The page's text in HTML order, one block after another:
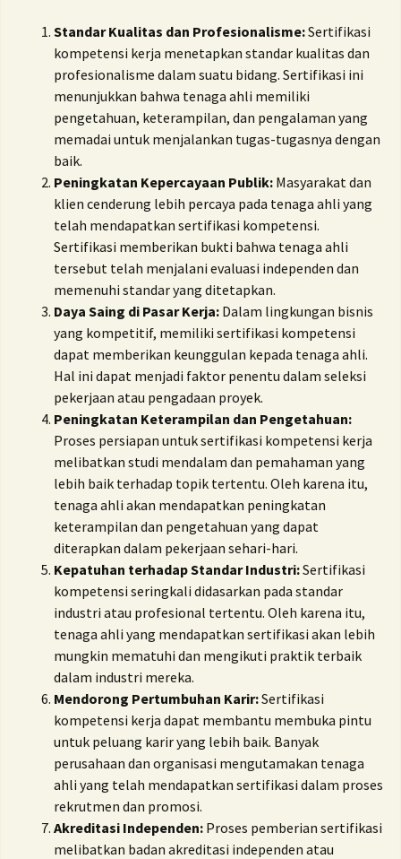
Standar Kualitas dan Profesionalisme:Sertifikasi
kompetensi kerja menetapkan standar kualitas dan
profesionalisme dalam suatu bidang. Sertifikasi ini
menunjukkan bahwa tenaga ahli memiliki
pengetahuan, keterampilan, dan pengalaman yang
memadai untuk menjalankan tugas-tugasnya dengan
baik.
Peningkatan Kepercayaan Publik: Masyarakat dan
klien cenderung lebih percaya pada tenaga ahli yang
telah mendapatkan sertifikasi kompetensi.
Sertifikasi memberikan bukti bahwa tenaga ahli
tersebut telah menjalani evaluasi independen dan
memenuhi standar yang ditetapkan.
Daya Saing di Pasar Kerja: Dalam lingkungan bisnis
yang kompetitif, memiliki sertifikasi kompetensi
dapat memberikan keunggulan kepada tenaga ahli.
Hal ini dapat menjadi faktor penentu dalam seleksi
pekerjaan atau pengadaan proyek.
Peningkatan Keterampilan dan Pengetahuan:
Proses persiapan untuk sertifikasi kompetensi kerja
melibatkan studi mendalam dan pemahaman yang
lebih baik terhadap topik tertentu. Oleh karena itu,
tenaga ahli akan mendapatkan peningkatan
keterampilan dan pengetahuan yang dapat
diterapkan dalam pekerjaan sehari-hari.
Kepatuhan terhadap Standar Industri:Sertifikasi
kompetensi seringkali didasarkan pada standar
industri atau profesional tertentu. Oleh karena itu,
tenaga ahli yang mendapatkan sertifikasi akan lebih
mungkin mematuhi dan mengikuti praktik terbaik
dalam industri mereka.
Mendorong Pertumbuhan Karir:Sertifikasi
kompetensi kerja dapat membantu membuka pintu
untuk peluang karir yang lebih baik. Banyak
perusahaan dan organisasi mengutamakan tenaga
ahli yang telah mendapatkan sertifikasi dalam proses
rekrutmen dan promosi.
Akreditasi Independen: Proses pemberian sertifikasi
melibatkan badan akreditasi independen atau